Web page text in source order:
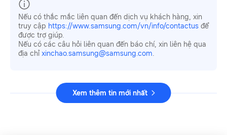
Nếu có thắc mắc liên quan đến dịch vụ khách hàng, xin
truy cập https://www.samsung.com/vn/info/contactus để
được trợ giúp.
Nếu có các câu hỏi liên quan đến báo chí, xin liên hệ qua
địa chỉ xinchao.samsung@samsung.com.
Xem thêm tin mới nhất